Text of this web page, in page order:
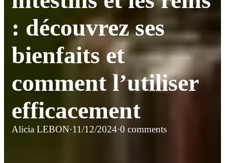
: découvrez ses
bienfaits et
comment l’utiliser
efficacement
Alicia LEBON·11/12/2024·0 comments